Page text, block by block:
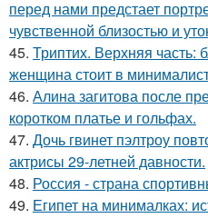
перед нами предстает
чувственной близостью и
45. Триптих. Верхняя часть:
женщина стоит в
46. Алина загитова после
коротком платье и гольфах.
47. Дочь гвинет пэлтроу
актрисы 29-летней давности.
48. Россия - страна
49. Египет на минималках: